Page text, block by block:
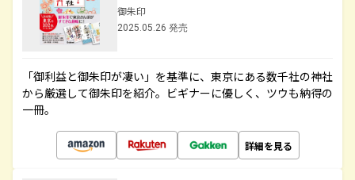
御朱印
2025.05.26 発売
「御利益と御朱印が凄い」を基準に、東京にある数千社の神社
から厳選して御朱印を紹介。ビギナーに優しく、ツウも納得の
一冊。
詳細を見る